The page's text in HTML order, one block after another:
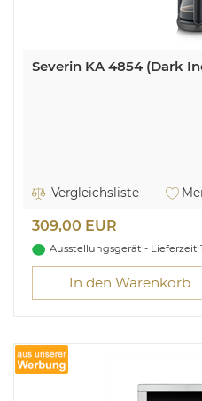
Severin KA 4854 (Dark
Vergleichsliste
309,00 EUR
Ausstellungsgerät - Lieferzeit
In den Warenkorb